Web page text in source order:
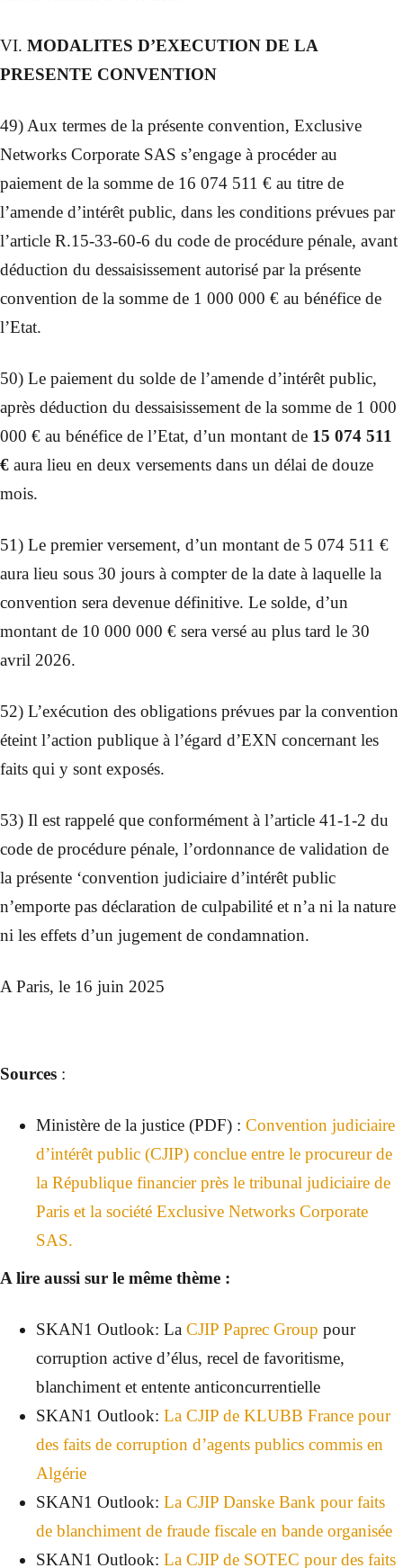
VI. MODALITES D’EXECUTION DE LA
PRESENTE CONVENTION
49) Aux termes de la présente convention, Exclusive
Networks Corporate SAS s’engage à procéder au
paiement de la somme de 16 074 511 € au titre de
l’amende d’intérêt public, dans les conditions prévues par
l’article R.15-33-60-6 du code de procédure pénale, avant
déduction du dessaisissement autorisé par la présente
convention de la somme de 1 000 000 € au bénéfice de
l’Etat.
50) Le paiement du solde de l’amende d’intérêt public,
après déduction du dessaisissement de la somme de 1 000
000 € au bénéfice de l’Etat, d’un montant de 15 074 511
€ aura lieu en deux versements dans un délai de douze
mois.
51) Le premier versement, d’un montant de 5 074 511 €
aura lieu sous 30 jours à compter de la date à laquelle la
convention sera devenue définitive. Le solde, d’un
montant de 10 000 000 € sera versé au plus tard le 30
avril 2026.
52) L’exécution des obligations prévues par la convention
éteint l’action publique à l’égard d’EXN concernant les
faits qui y sont exposés.
53) Il est rappelé que conformément à l’article 41-1-2 du
code de procédure pénale, l’ordonnance de validation de
la présente ‘convention judiciaire d’intérêt public
n’emporte pas déclaration de culpabilité et n’a ni la nature
ni les effets d’un jugement de condamnation.
A Paris, le 16 juin 2025
Sources :
Ministère de la justice (PDF) : Convention judiciaire
d’intérêt public (CJIP) conclue entre le procureur de
la République financier près le tribunal judiciaire de
Paris et la société Exclusive Networks Corporate
SAS.
A lire aussi sur le même thème :
SKAN1 Outlook: La CJIP Paprec Group pour
corruption active d’élus, recel de favoritisme,
blanchiment et entente anticoncurrentielle
SKAN1 Outlook: La CJIP de KLUBB France pour
des faits de corruption d’agents publics commis en
Algérie
SKAN1 Outlook: La CJIP Danske Bank pour faits
de blanchiment de fraude fiscale en bande organisée
SKAN1 Outlook: La CJIP de SOTEC pour des faits